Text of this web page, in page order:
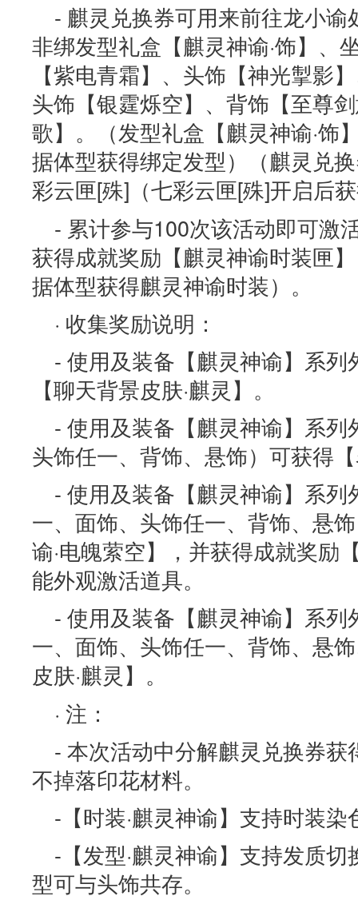
- 麒灵兑换券可用来前往龙小
非绑发型礼盒【麒灵神谕·饰】、
【紫电青霜】、头饰【神光掣影
头饰【银霆烁空】、背饰【至尊
歌】。（发型礼盒【麒灵神谕·饰
据体型获得绑定发型）（麒灵兑
彩云匣[殊]（七彩云匣[殊]开启后
- 累计参与100次该活动即可激
获得成就奖励【麒灵神谕时装匣
据体型获得麒灵神谕时装）。
· 收集奖励说明：
- 使用及装备【麒灵神谕】系
【聊天背景皮肤·麒灵】。
- 使用及装备【麒灵神谕】系
头饰任一、背饰、悬饰）可获得
- 使用及装备【麒灵神谕】系
一、面饰、头饰任一、背饰、悬
谕·电魄萦空】，并获得成就奖励
能外观激活道具。
- 使用及装备【麒灵神谕】系
一、面饰、头饰任一、背饰、悬
皮肤·麒灵】。
· 注：
- 本次活动中分解麒灵兑换券
不掉落印花材料。
-【时装·麒灵神谕】支持时装
-【发型·麒灵神谕】支持发质
型可与头饰共存。